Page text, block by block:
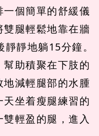
個簡單的舒緩儀
腿輕鬆地靠在牆
靜地躺15分鐘。
助積聚在下肢的
減輕腿部的水腫
坐着瘦腿練習的
輕盈的腿，進入